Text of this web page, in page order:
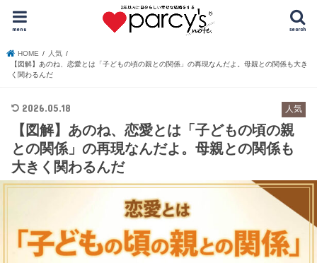
search
menu
HOME
人気
【図解】あのね、恋愛とは「子どもの頃の親との関係」の再現なんだよ。母親との関係も大き
く関わるんだ
人気
2026.05.18
【図解】あのね、恋愛とは「子どもの頃の親
との関係」の再現なんだよ。母親との関係も
大きく関わるんだ